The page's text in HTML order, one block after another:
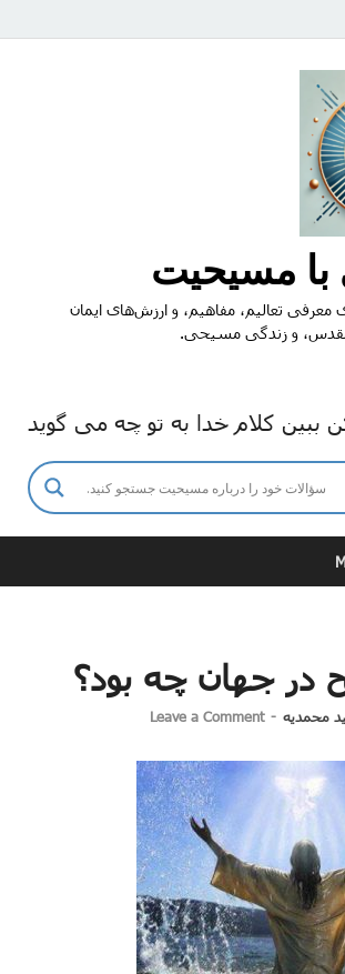
با مسیحیت
تعالیم، مفاهیم، و ارزش‌های ایمان
و زندگی مسیحی.
ببین کلام خدا به تو چه می گوید
در جهان چه بود؟
محمدیه -
Leave a Comment